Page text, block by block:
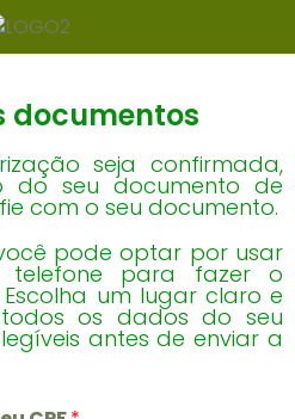
documentos
seja confirmada,
do seu documento de
com o seu documento.
pode optar por usar
para fazer o
um lugar claro e
os dados do seu
antes de enviar a